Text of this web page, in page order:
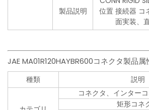
製品説明
位置 接続器 コ
面実装、
JAE MA01R120HAYBR600コネクタ製品属
種類 説明
コネクタ、インター
矩形コネ